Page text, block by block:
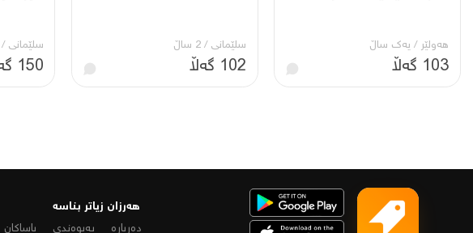
هەولێر / یه‌ك ساڵ
103 گەڵا
سلێمانی / 2 ساڵ
102 گەڵا
سلێمانی /
150 گەڵا
هەرزان زیاتر بناسە
دەربارە
پەیوەندی یاساکان